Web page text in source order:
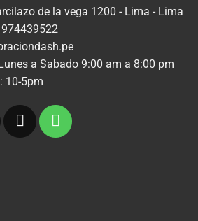
de la vega 1200 - Lima - Lima
a Sabado 9:00 am a 8:00 pm
10-5pm